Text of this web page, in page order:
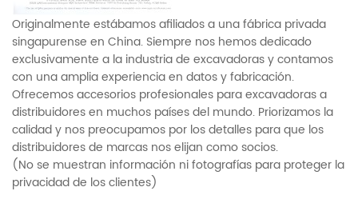
Originalmente estábamos afiliados a una fábrica privada
singapurense en China. Siempre nos hemos dedicado
exclusivamente a la industria de excavadoras y contamos
con una amplia experiencia en datos y fabricación.
Ofrecemos accesorios profesionales para excavadoras a
distribuidores en muchos países del mundo. Priorizamos la
calidad y nos preocupamos por los detalles para que los
distribuidores de marcas nos elijan como socios.
(No se muestran información ni fotografías para proteger la
privacidad de los clientes)